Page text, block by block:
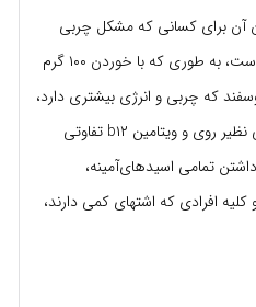
آن برای کسانی که مشکل چربی
دارند و یا چاق هستند، توصیه نمی‌شود. اما این ماده غذایی منبع آهن با جذب بالاست، به طوری که با خوردن ۱۰۰ گرم
که چربی و انرژی بیشتری دارد،
از گوشت گوساله استفاده کنید که از نظر میزان دریافت پروتئین و سایر مواد معدنی نظیر روی و ویتامین b۱۲ تفاوتی
تمامی‌ اسیدهای‌آمینه،
افرادی که اشتهای کمی‌ دارند،